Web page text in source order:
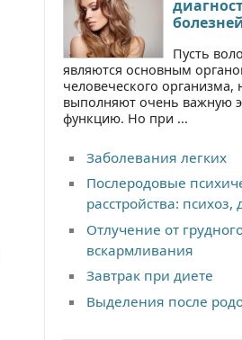
Пусть
являются основным
человеческого организма,
выполняют очень важную
функцию. Но при ...
Заболевания легких
Послеродовые
расстройства: психоз,
Отлучение от
вскармливания
Завтрак при диете
Выделения после